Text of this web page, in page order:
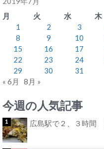
月
火 水 木
1
2 3
8
9 10
15
16 17
22
23 24
29
30
31
« 6月
8月 »
今週の人気記事
広島駅で２、３時間